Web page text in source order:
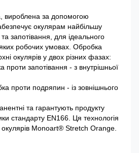
вироблена за допомогою
окулярам найбільшу
запотівання, для ідеального
робочих умовах. Обробка
окулярів у двох різних фазах:
проти запотівання - з внутрішньої
проти подряпин - із зовнішнього
та гарантують продукту
стандарту EN166. Ця технологія
Monoart® Stretch Orange.